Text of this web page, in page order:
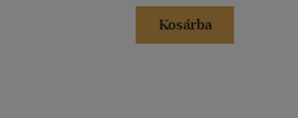
Kosárba